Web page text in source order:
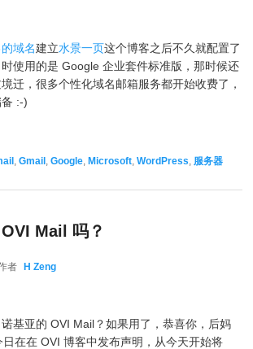
域名建立水景一页这个博客之后不久就配置了
使用的是 Google 企业套件标准版，那时候还
迁，很多个性化域名邮箱服务都开始收费了，
:-)
,Gmail ,Google, Microsoft,WordPress, 服务器
Mail 吗？
者
H Zeng
基亚的 OVI Mail？如果用了，恭喜你，后妈
在在 OVI 博客中发布声明，从今天开始将